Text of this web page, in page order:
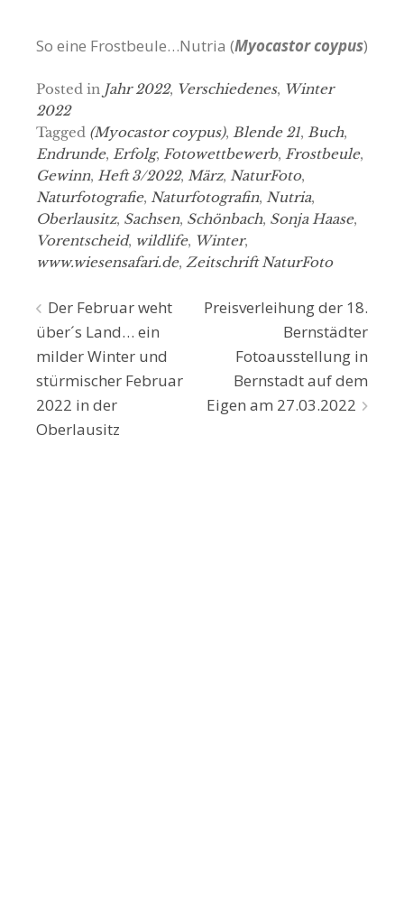
So eine Frostbeule…Nutria (Myocastor coypus)
Posted in Jahr 2022, Verschiedenes, Winter
2022
Tagged (Myocastor coypus), Blende 21, Buch,
Endrunde, Erfolg, Fotowettbewerb, Frostbeule,
Gewinn, Heft 3/2022, März, NaturFoto,
Naturfotografie, Naturfotografin, Nutria,
Oberlausitz, Sachsen, Schönbach, Sonja Haase,
Vorentscheid, wildlife, Winter,
www.wiesensafari.de, Zeitschrift NaturFoto
Beitragsnavigation
Der Februar weht
über´s Land… ein
milder Winter und
stürmischer Februar
2022 in der
Oberlausitz
Preisverleihung der 18.
Bernstädter
Fotoausstellung in
Bernstadt auf dem
Eigen am 27.03.2022